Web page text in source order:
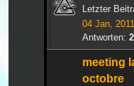
Letzter
04 Jan,
Antworten:
meeting
octobre